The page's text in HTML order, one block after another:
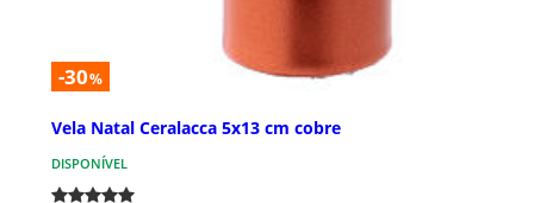
-30%
Vela Natal Ceralacca 5x13 cm cobre
DISPONÍVEL